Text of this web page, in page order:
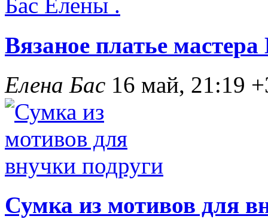
Вязаное платье
Елена Бас 16 май, 21:19
Сумка из мотивов для